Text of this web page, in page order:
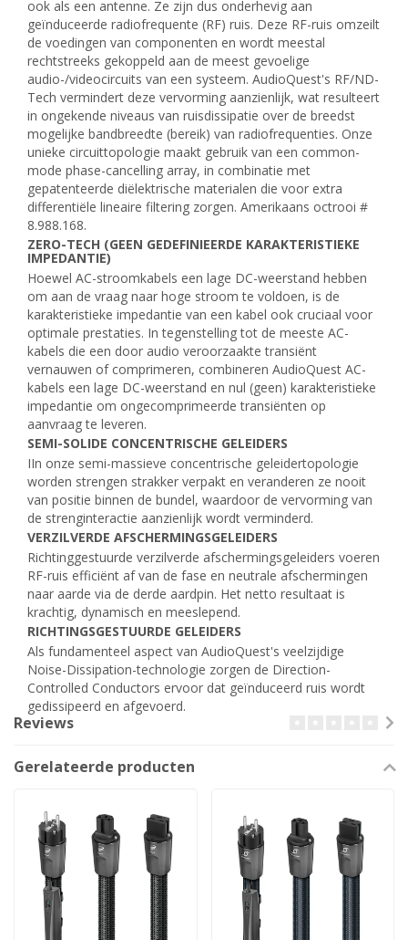
ook als een antenne. Ze zijn dus onderhevig aan
geïnduceerde radiofrequente (RF) ruis. Deze RF-ruis omzeilt
de voedingen van componenten en wordt meestal
rechtstreeks gekoppeld aan de meest gevoelige
audio-/videocircuits van een systeem. AudioQuest's RF/ND-
Tech vermindert deze vervorming aanzienlijk, wat resulteert
in ongekende niveaus van ruisdissipatie over de breedst
mogelijke bandbreedte (bereik) van radiofrequenties. Onze
unieke circuittopologie maakt gebruik van een common-
mode phase-cancelling array, in combinatie met
gepatenteerde diëlektrische materialen die voor extra
differentiële lineaire filtering zorgen. Amerikaans octrooi #
8.988.168.
ZERO-TECH (GEEN GEDEFINIEERDE KARAKTERISTIEKE
IMPEDANTIE)
Hoewel AC-stroomkabels een lage DC-weerstand hebben
om aan de vraag naar hoge stroom te voldoen, is de
karakteristieke impedantie van een kabel ook cruciaal voor
optimale prestaties. In tegenstelling tot de meeste AC-
kabels die een door audio veroorzaakte transiënt
vernauwen of comprimeren, combineren AudioQuest AC-
kabels een lage DC-weerstand en nul (geen) karakteristieke
impedantie om ongecomprimeerde transiënten op
aanvraag te leveren.
SEMI-SOLIDE CONCENTRISCHE GELEIDERS
IIn onze semi-massieve concentrische geleidertopologie
worden strengen strakker verpakt en veranderen ze nooit
van positie binnen de bundel, waardoor de vervorming van
de strenginteractie aanzienlijk wordt verminderd.
VERZILVERDE AFSCHERMINGSGELEIDERS
Richtinggestuurde verzilverde afschermingsgeleiders voeren
RF-ruis efficiënt af van de fase en neutrale afschermingen
naar aarde via de derde aardpin. Het netto resultaat is
krachtig, dynamisch en meeslepend.
RICHTINGSGESTUURDE GELEIDERS
Als fundamenteel aspect van AudioQuest's veelzijdige
Noise-Dissipation-technologie zorgen de Direction-
Controlled Conductors ervoor dat geïnduceerd ruis wordt
gedissipeerd en afgevoerd.
Reviews
Gerelateerde producten